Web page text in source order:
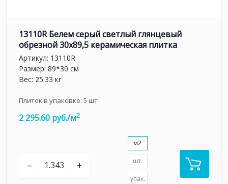
13110R Белем серый светлый глянцевый
обрезной 30х89,5 керамическая плитка
Артикул: 13110R
Размер: 89*30 см
Вес: 25.33 кг
Плиток в упаковке: 5 шт
2 295.60 руб./м2
– +
м2
шт.
упак.